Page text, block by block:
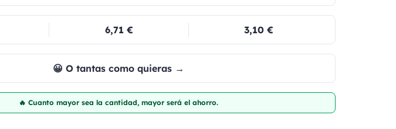
6,71 € 3,10 €
😀 O tantas como quieras →
🔥 Cuanto mayor sea la cantidad, mayor será el ahorro.